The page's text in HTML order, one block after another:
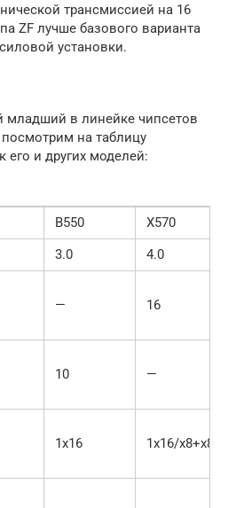
трансмиссией на 16
ZF лучше базового варианта
установки.
младший в линейке чипсетов
на таблицу
его и других моделей:
B550
X570
3.0
4.0
— 16
10 —
1х16 1х16/х8+х8